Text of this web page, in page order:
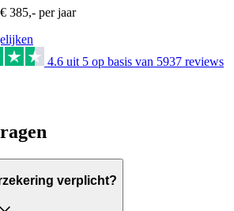
385,- per jaar
4.6 uit 5 op basis van 5937 reviews
verplicht?